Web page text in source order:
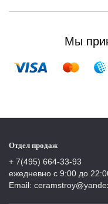
Мы
Отдел продаж
+ 7(495) 664-33-93
ежедневно с 9:00 до
Email: